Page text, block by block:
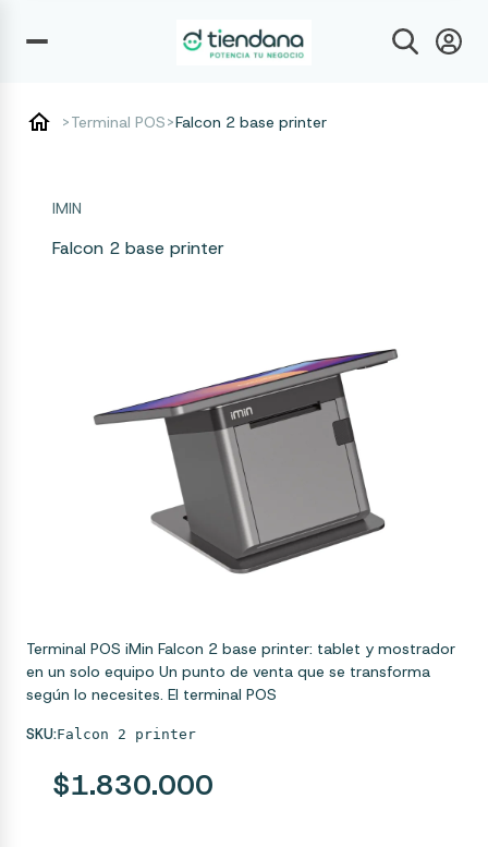
>Terminal POS>Falcon 2 base printer
IMIN
Falcon 2 base printer
Terminal POS iMin Falcon 2 base printer: tablet y mostrador
en un solo equipo Un punto de venta que se transforma
según lo necesites. El terminal POS
SKU:Falcon 2 printer
$1.830.000